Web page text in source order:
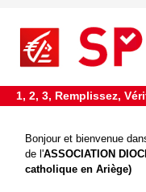
1, 2, 3, Remplissez,
Bonjour et bienvenue
de l'ASSOCIATION
catholique en Ariège)